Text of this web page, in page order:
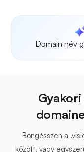
Domain név
Böngésszen a
között, vagy